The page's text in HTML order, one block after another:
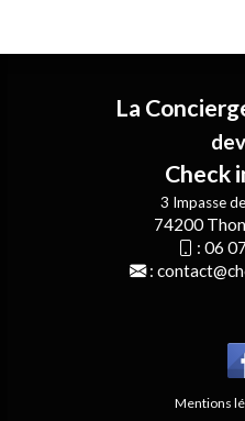
La
Check
3 Impasse
74200
: 06
:
Mentions